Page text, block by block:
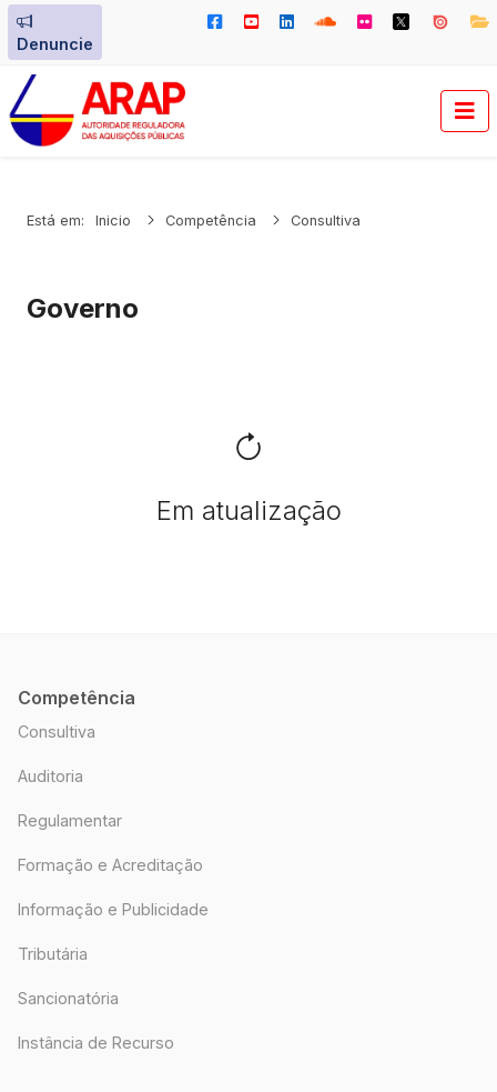
Denuncie
Está em: Inicio Competência Consultiva
Governo
Em atualização
Competência
Consultiva
Auditoria
Regulamentar
Formação e Acreditação
Informação e Publicidade
Tributária
Sancionatória
Instância de Recurso